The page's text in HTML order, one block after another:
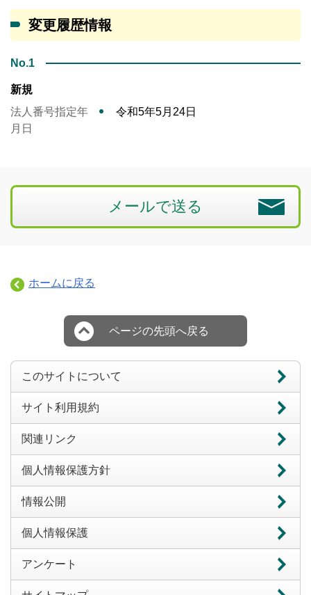
変更履歴情報
No.1
新規
法人番号指定年
月日
令和5年5月24日
メールで送る
ホームに戻る
ページの先頭へ戻る
このサイトについて
サイト利用規約
関連リンク
個人情報保護方針
情報公開
個人情報保護
アンケート